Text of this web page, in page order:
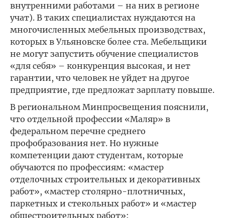
внутренними работами – на них в регионе
учат). В таких специалистах нуждаются на
многочисленных мебельных производствах,
которых в Ульяновске более ста. Мебельщики
не могут запустить обучение специалистов
«для себя» – конкуренция высокая, и нет
гарантии, что человек не уйдет на другое
предприятие, где предложат зарплату повыше.
В региональном Минпросвещения пояснили,
что отдельной профессии «Маляр» в
федеральном перечне среднего
профобразования нет. Но нужные
компетенции дают студентам, которые
обучаются по профессиям: «мастер
отделочных строительных и декоративных
работ», «мастер столярно-плотничных,
паркетных и стекольных работ» и «мастер
общестроительных работ»: